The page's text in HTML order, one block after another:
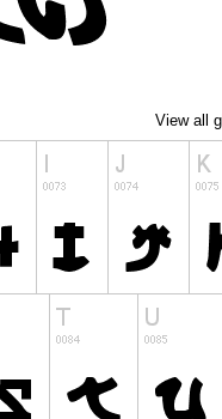
View all